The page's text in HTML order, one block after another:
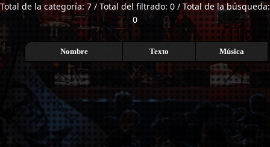
Total de la categoría: 7 / Total del filtrado: 0 / Total de la búsqueda:
0
Nombre Texto Música